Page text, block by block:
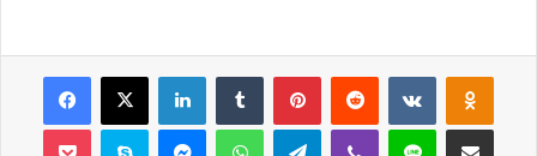
Facebook
X LinkedInTumblr PinterestReddit VKontakte
Pocket Skype MessengerWhatsAppTelegramViber Line E-Posta ile